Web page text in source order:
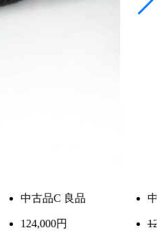
中古品C 良品
124,000円
中